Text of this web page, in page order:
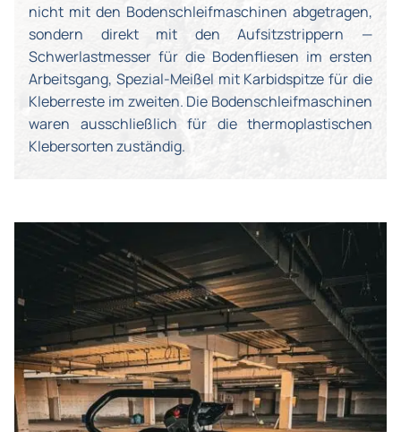
nicht mit den Bodenschleifmaschinen abgetragen,
sondern direkt mit den Aufsitzstrippern —
Schwerlastmesser für die Bodenfliesen im ersten
Arbeitsgang, Spezial-Meißel mit Karbidspitze für die
Kleberreste im zweiten. Die Bodenschleifmaschinen
waren ausschließlich für die thermoplastischen
Klebersorten zuständig.